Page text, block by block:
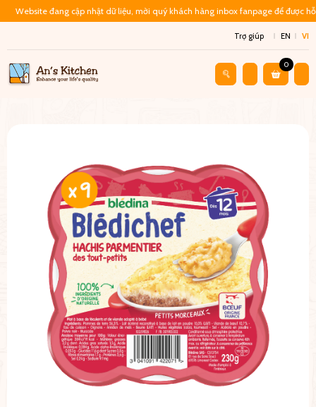
Website đang cập nhật dữ liệu, mời quý khách hàng inbox fanpage để được
Trợ giúp EN VI
0